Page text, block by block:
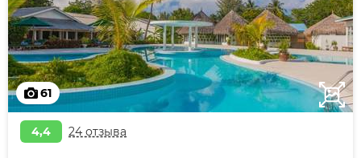
61
4,4 24 отзыва